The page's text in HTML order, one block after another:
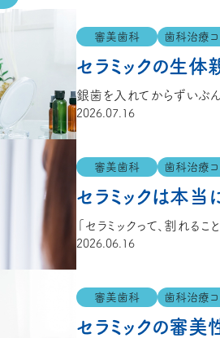
審美歯科 歯科治療コ
セラミックの生
2026.07.16
審美歯科 歯科治療コ
2026.06.16
審美歯科 歯科治療コ
セラミックの審美